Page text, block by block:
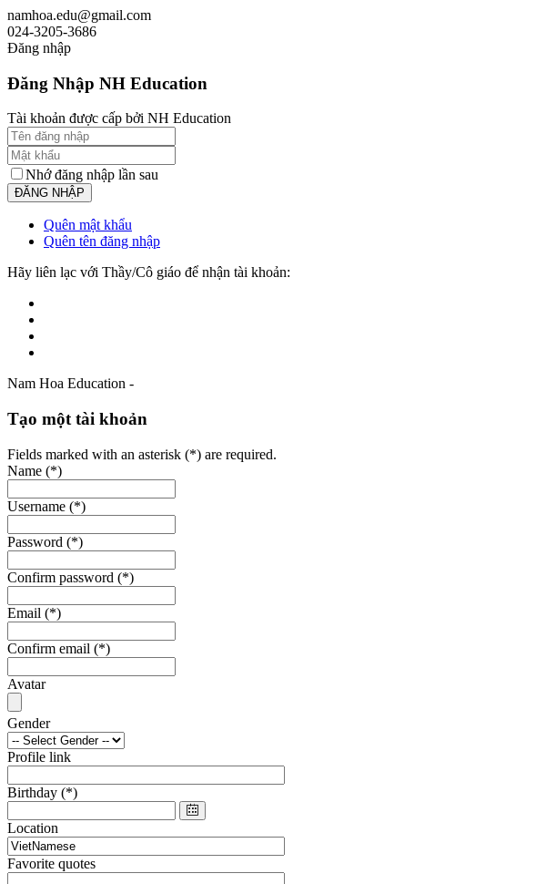
namhoa.edu@gmail.com
024-3205-3686
Đăng nhập
Đăng Nhập NH Education
Tài khoản được cấp bởi NH Education
Nhớ đăng nhập lần sau
Quên mật khẩu
Quên tên đăng nhập
Hãy liên lạc với Thầy/Cô giáo để nhận tài khoản:
Nam Hoa Education -
Tạo một tài khoản
Fields marked with an asterisk (*) are required.
Name (*)
Username (*)
Password (*)
Confirm password (*)
Email (*)
Confirm email (*)
Avatar
Gender
Profile link
Birthday (*)
Location
Favorite quotes